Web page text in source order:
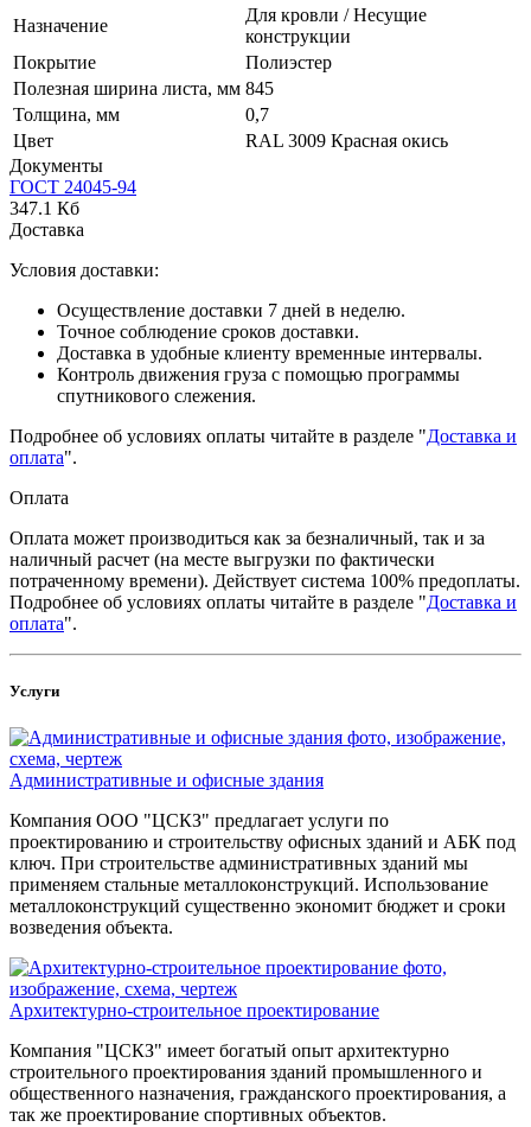
Назначение
Для кровли / Несущие
конструкции
Покрытие
Полиэстер
Полезная ширина листа, мм 845
Толщина, мм
0,7
Цвет
RAL 3009 Красная окись
Документы
ГОСТ 24045-94
347.1 Кб
Доставка
Условия доставки:
Осуществление доставки 7 дней в неделю.
Точное соблюдение сроков доставки.
Доставка в удобные клиенту временные интервалы.
Контроль движения груза с помощью программы
спутникового слежения.
Подробнее об условиях оплаты читайте в разделе "Доставка и
оплата".
Оплата
Оплата может производиться как за безналичный, так и за
наличный расчет (на месте выгрузки по фактически
потраченному времени). Действует система 100% предоплаты.
Подробнее об условиях оплаты читайте в разделе "Доставка и
оплата".
Услуги
Административные и офисные здания
Компания ООО "ЦСКЗ" предлагает услуги по
проектированию и строительству офисных зданий и АБК под
ключ. При строительстве административных зданий мы
применяем стальные металлоконструкций. Использование
металлоконструкций существенно экономит бюджет и сроки
возведения объекта.
Архитектурно-строительное проектирование
Компания "ЦСКЗ" имеет богатый опыт архитектурно
строительного проектирования зданий промышленного и
общественного назначения, гражданского проектирования, а
так же проектирование спортивных объектов.